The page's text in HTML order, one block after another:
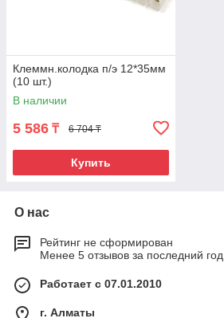
Клеммн.колодка п/э 12*35мм
(10 шт.)
В наличии
5 586 ₸ 6 704 ₸
Купить
О нас
Рейтинг не сформирован
Менее 5 отзывов за последний год
Работает с 07.01.2010
г. Алматы